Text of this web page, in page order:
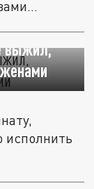
выжил,
исполнить